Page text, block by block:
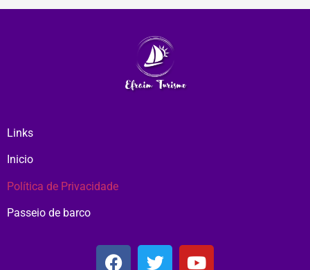
Links
Inicio
Política de Privacidade
Passeio de barco